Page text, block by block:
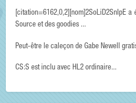
[citation=6162,0,2][nom]2SoLiD2SnIpE
Source et des goodies ...
Peut-être le caleçon de Gabe Newell
CS:S est inclu avec HL2 ordinaire...